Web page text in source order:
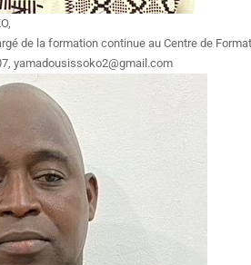
de la formation continue au Centre de
yamadousissoko2@gmail.com